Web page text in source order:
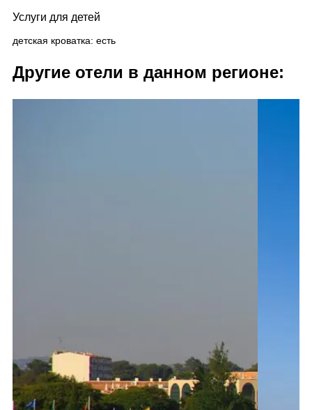
Услуги для детей
детская кроватка: есть
Другие отели в данном регионе: